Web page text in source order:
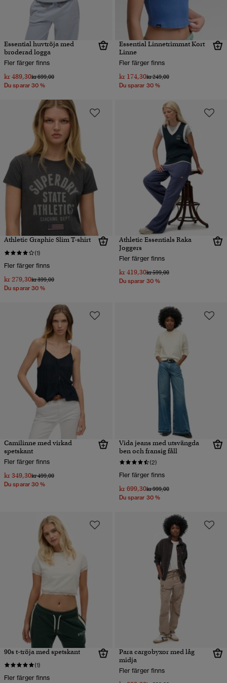
Essential huvtröja med
broderad logga
Fler färger finns
kr 489,30Pris reducerat från
kr 699,00till
Du sparar 30 %
Essential Linnetrimmat Kort
Linne
Fler färger finns
kr 174,30Pris reducerat från
kr 249,00till
Du sparar 30 %
Athletic Graphic Slim T-shirt
(1)
Fler färger finns
kr 279,30Pris reducerat från
kr 399,00till
Du sparar 30 %
Athletic Essentials Raka
Joggers
Fler färger finns
kr 419,30Pris reducerat från
kr 599,00till
Du sparar 30 %
Camilinne med virkad
spetskant
Fler färger finns
kr 349,30Pris reducerat från
kr 499,00till
Du sparar 30 %
Vida jeans med utsvängda
ben och fransig fåll
(2)
Fler färger finns
kr 699,30Pris reducerat från
kr 999,00till
Du sparar 30 %
90s t-tröja med spetskant
(1)
Fler färger finns
Para cargobyxor med låg
midja
Fler färger finns